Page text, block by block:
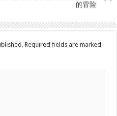
的冒险
Required fields are marked